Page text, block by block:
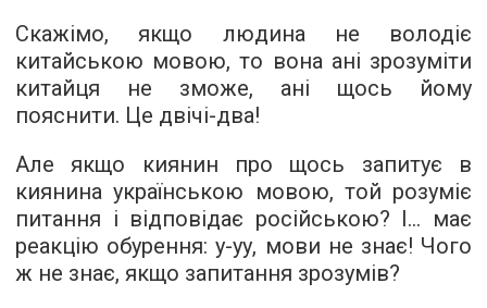
Скажімо, якщо людина не володіє
китайською мовою, то вона ані зрозуміти
китайця не зможе, ані щось йому
пояснити. Це двічі-два!
Але якщо киянин про щось запитує в
киянина українською мовою, той розуміє
питання і відповідає російською? І... має
реакцію обурення: у-уу, мови не знає! Чого
ж не знає, якщо запитання зрозумів?